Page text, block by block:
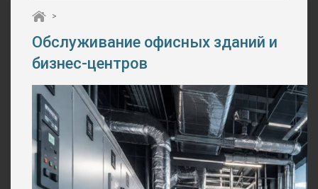
>
Обслуживание офисных зданий и
бизнес-центров